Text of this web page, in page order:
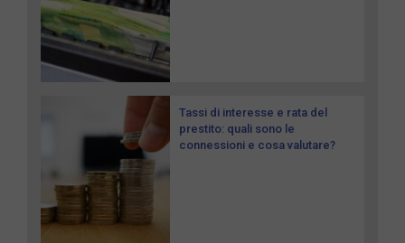
Tassi di interesse e rata del
prestito: quali sono le
connessioni e cosa valutare?